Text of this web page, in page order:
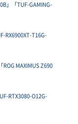
」「TUF-GAMING-
RX6900XT-T16G-
MAXIMUS Z690
RTX3080-O12G-